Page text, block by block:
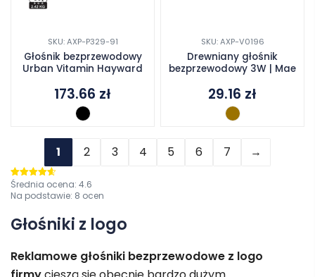
SKU: AXP-P329-91
Głośnik bezprzewodowy
Urban Vitamin Hayward
173.66 zł
SKU: AXP-V0196
Drewniany głośnik
bezprzewodowy 3W | Mae
29.16 zł
1 2 3 4 5 6 7 →
Oceniono
4.6na 5
Średnia ocena: 4.6
Na podstawie: 8 ocen
Głośniki z logo
Reklamowe głośniki bezprzewodowe z logo